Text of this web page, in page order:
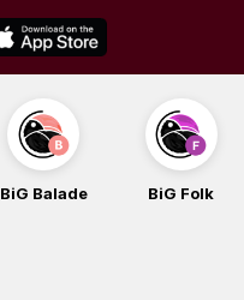
BiG Balade BiG Folk